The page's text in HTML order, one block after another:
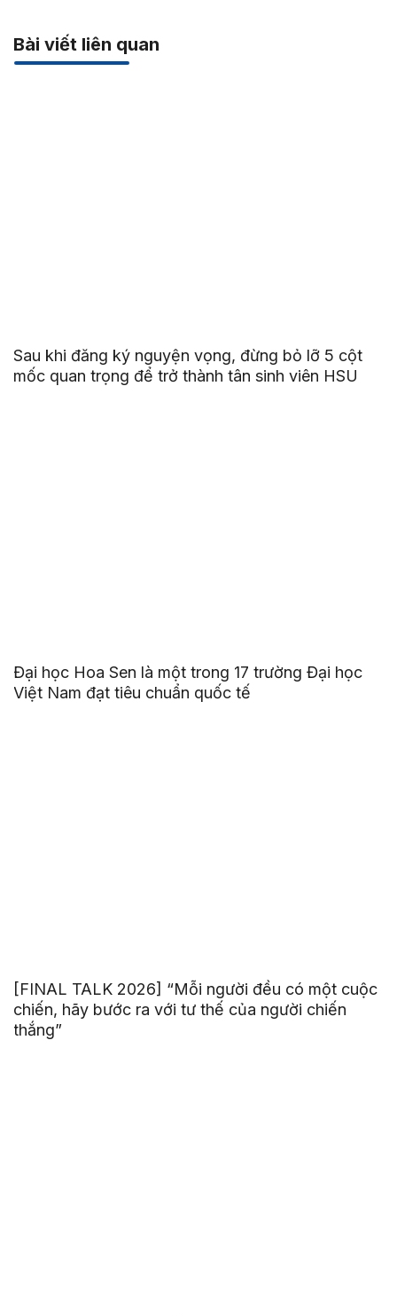
Bài viết liên quan
Sau khi đăng ký nguyện vọng, đừng bỏ lỡ 5 cột
mốc quan trọng để trở thành tân sinh viên HSU
Đại học Hoa Sen là một trong 17 trường Đại học
Việt Nam đạt tiêu chuẩn quốc tế
[FINAL TALK 2026] “Mỗi người đều có một cuộc
chiến, hãy bước ra với tư thế của người chiến
thắng”